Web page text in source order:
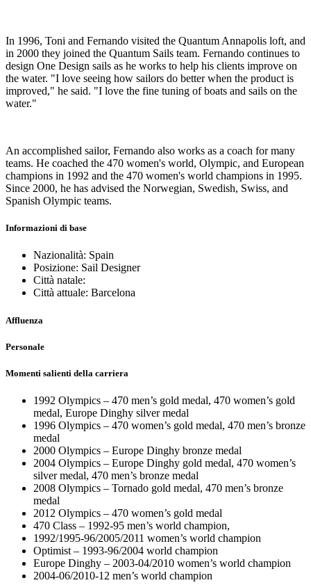
In 1996, Toni and Fernando visited the Quantum Annapolis loft, and
in 2000 they joined the Quantum Sails team. Fernando continues to
design One Design sails as he works to help his clients improve on
the water. "I love seeing how sailors do better when the product is
improved," he said. "I love the fine tuning of boats and sails on the
water."
An accomplished sailor, Fernando also works as a coach for many
teams. He coached the 470 women's world, Olympic, and European
champions in 1992 and the 470 women's world champions in 1995.
Since 2000, he has advised the Norwegian, Swedish, Swiss, and
Spanish Olympic teams.
Informazioni di base
Nazionalità: Spain
Posizione: Sail Designer
Città natale:
Città attuale: Barcelona
Affluenza
Personale
Momenti salienti della carriera
1992 Olympics – 470 men’s gold medal, 470 women’s gold
medal, Europe Dinghy silver medal
1996 Olympics – 470 women’s gold medal, 470 men’s bronze
medal
2000 Olympics – Europe Dinghy bronze medal
2004 Olympics – Europe Dinghy gold medal, 470 women’s
silver medal, 470 men’s bronze medal
2008 Olympics – Tornado gold medal, 470 men’s bronze
medal
2012 Olympics – 470 women’s gold medal
470 Class – 1992-95 men’s world champion,
1992/1995-96/2005/2011 women’s world champion
Optimist – 1993-96/2004 world champion
Europe Dinghy – 2003-04/2010 women’s world champion
2004-06/2010-12 men’s world champion